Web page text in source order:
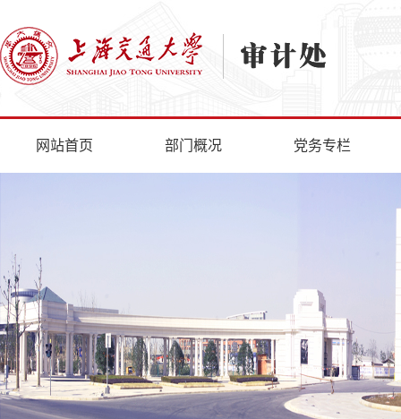
网站首页 部门概况 党务专栏